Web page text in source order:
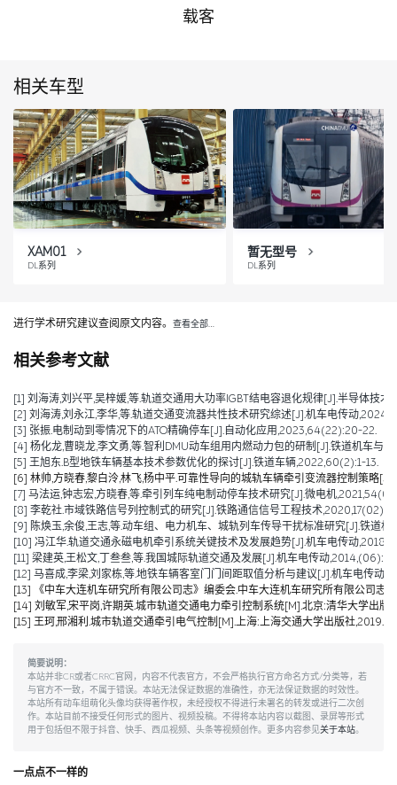
载客
相关车型
XAM01
DL系列
暂无型号
DL系列
进行学术研究建议查阅原文内容。 查看全部…
相关参考文献
[1] 刘海涛,刘兴平,吴梓媛,等.轨道交通用大功率IGBT结电容退化规律[J].半导体技
[2] 刘海涛,刘永江,李华,等.轨道交通变流器共性技术研究综述[J].机车电传动
[3] 张振.电制动到零情况下的ATO精确停车[J].自动化应用,2023,64(22):20-22.
[4] 杨化龙,曹晓龙,李文勇,等.智利DMU动车组用内燃动力包的研制[J].铁道机车与
[5] 王旭东.B型地铁车辆基本技术参数优化的探讨[J].铁道车辆,2022,60(2):1-13.
[6] 林帅,方晓春,黎白泠,林飞,杨中平.可靠性导向的城轨车辆牵引变流器控制策略
[7] 马法运,钟志宏,方晓春,等.牵引列车纯电制动停车技术研究[J].微电机
[8] 李乾社.市域铁路信号列控制式的研究[J].铁路通信信号工程技术
[9] 陈焕玉,余俊,王志,等.动车组、电力机车、城轨列车传导干扰标准研究[J].铁道
[10] 冯江华.轨道交通永磁电机牵引系统关键技术及发展趋势[J].机车电传动
[11] 梁建英,王松文,丁叁叁,等.我国城际轨道交通及发展[J].机车电传动,2014,(06):6-
[12] 马喜成,李梁,刘家栋,等.地铁车辆客室门门间距取值分析与建议[J].机车电传动
[13] 《中车大连机车研究所有限公司志》编委会.中车大连机车研究所有限公司
[14] 刘敏军,宋平岗,许期英.城市轨道交通电力牵引控制系统[M].北京:清华大学出版
[15] 王珂,邢湘利.城市轨道交通牵引电气控制[M].上海:上海交通大学出版社,2019.
简要说明：
本站并非CR或者CRRC官网，内容不代表官方，不会严格执行官方命名方式/分类等，若
与官方不一致，不属于错误。本站无法保证数据的准确性，亦无法保证数据的时效性。
本站所有动车组萌化头像均获得著作权，未经授权不得进行未署名的转发或进行二次创
作。本站目前不接受任何形式的图片、视频投稿。不得将本站内容以截图、录屏等形式
用于包括但不限于抖音、快手、西瓜视频、头条等视频创作。更多内容参见关于本站。
一点点不一样的